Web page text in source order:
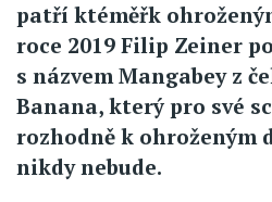
patří ktéměřk
roce 2019 Filip Zeiner
s názvem Mangabey z
Banana, který pro své
rozhodně k ohroženým
nikdy nebude.